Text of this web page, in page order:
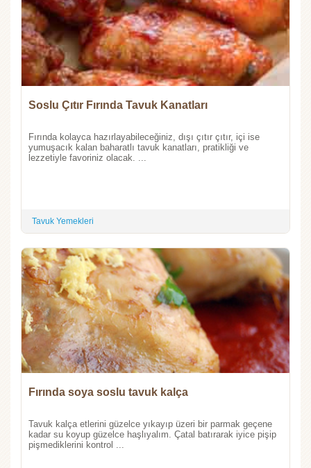
Soslu Çıtır Fırında Tavuk Kanatları
Fırında kolayca hazırlayabileceğiniz, dışı çıtır çıtır, içi ise
yumuşacık kalan baharatlı tavuk kanatları, pratikliği ve
lezzetiyle favoriniz olacak. ...
Tavuk Yemekleri
Fırında soya soslu tavuk kalça
Tavuk kalça etlerini güzelce yıkayıp üzeri bir parmak geçene
kadar su koyup güzelce haşlıyalım. Çatal batırarak iyice pişip
pişmediklerini kontrol ...